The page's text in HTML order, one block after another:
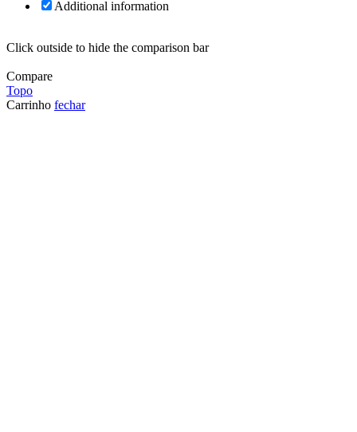
Additional information
Click outside to hide the comparison bar
Compare
Topo
Carrinho fechar